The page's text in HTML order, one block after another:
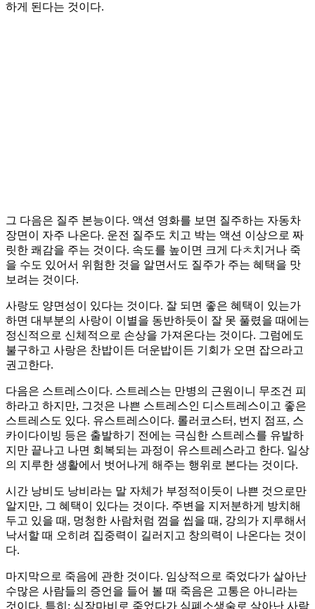
하게 된다는 것이다.
그 다음은 질주 본능이다. 액션 영화를 보면 질주하는 자동차
장면이 자주 나온다. 운전 질주도 치고 박는 액션 이상으로 짜
릿한 쾌감을 주는 것이다. 속도를 높이면 크게 다ㅊ치거나 죽
을 수도 있어서 위험한 것을 알면서도 질주가 주는 혜택을 맛
보려는 것이다.
사랑도 양면성이 있다는 것이다. 잘 되면 좋은 혜택이 있는가
하면 대부분의 사랑이 이별을 동반하듯이 잘 못 풀렸을 때에는
정신적으로 신체적으로 손상을 가져온다는 것이다. 그럼에도
불구하고 사랑은 찬밥이든 더운밥이든 기회가 오면 잡으라고
권고한다.
다음은 스트레스이다. 스트레스는 만병의 근원이니 무조건 피
하라고 하지만, 그것은 나쁜 스트레스인 디스트레스이고 좋은
스트레스도 있다. 유스트레스이다. 롤러코스터, 번지 점프, 스
카이다이빙 등은 출발하기 전에는 극심한 스트레스를 유발하
지만 끝나고 나면 회복되는 과정이 유스트레스라고 한다. 일상
의 지루한 생활에서 벗어나게 해주는 행위로 본다는 것이다.
시간 낭비도 낭비라는 말 자체가 부정적이듯이 나쁜 것으로만
알지만, 그 혜택이 있다는 것이다. 주변을 지저분하게 방치해
두고 있을 때, 멍청한 사람처럼 껌을 씹을 때, 강의가 지루해서
낙서할 때 오히려 집중력이 길러지고 창의력이 나온다는 것이
다.
마지막으로 죽음에 관한 것이다. 임상적으로 죽었다가 살아난
수많은 사람들의 증언을 들어 볼 때 죽음은 고통은 아니라는
것이다. 특히; 심장마비로 죽었다가 심폐소생술로 살아난 사람